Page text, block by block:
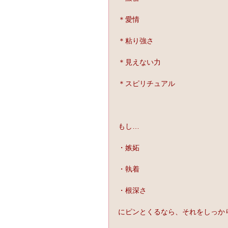
＊愛情
＊粘り強さ
＊見えない力
＊スピリチュアル
もし…
・嫉妬
・執着
・根深さ
にピンとくるなら、それをしっか